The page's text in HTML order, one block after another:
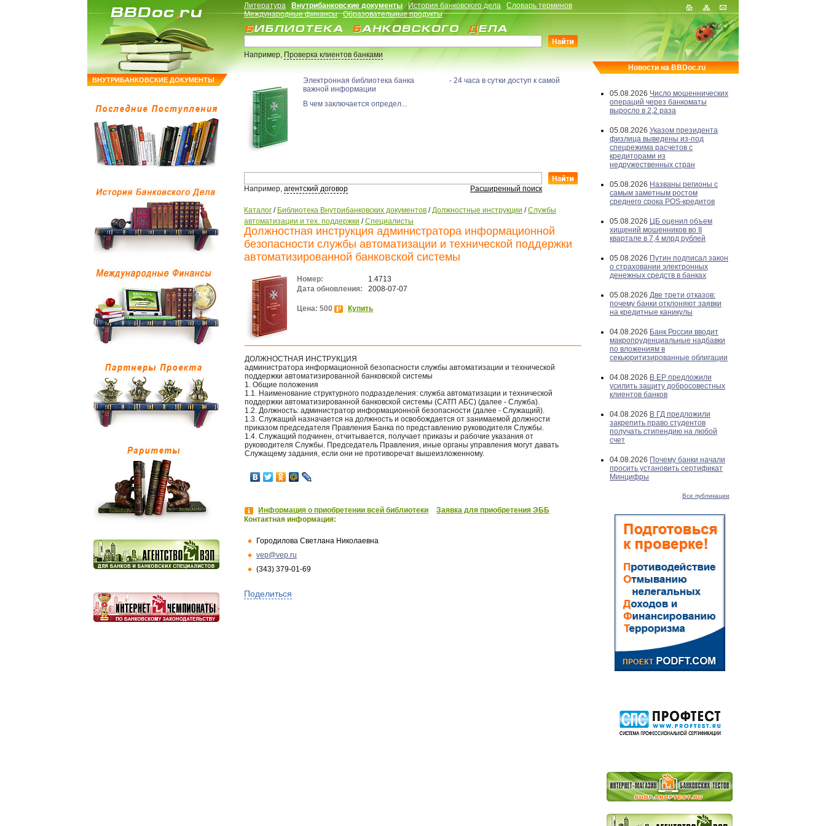
ВНУТРИБАНКОВСКИЕ ДОКУМЕНТЫ
Литература Внутрибанковские документы История банковского дела
Словарь терминов
Международные финансы
Образовательные продукты
Например,Проверка клиентов банками
Электронная библиотека банка - 24 часа в сутки доступ к самой
важной информации
В чем заключается определ...
Например, агентский договор Расширенный поиск
Каталог / Библиотека Внутрибанковских документов /Должностные инструкции /Службы
автоматизации и тех. поддержки /Специалисты
Должностная инструкция администратора информационной
безопасности службы автоматизации и технической поддержки
автоматизированной банковской системы
Номер:
1.4713
Дата обновления:
2008-07-07
Цена: 500 Купить
ДОЛЖНОСТНАЯ ИНСТРУКЦИЯ
администратора информационной безопасности службы автоматизации и технической
поддержки автоматизированной банковской системы
1. Общие положения
1.1. Наименование структурного подразделения: служба автоматизации и технической
поддержки автоматизированной банковской системы (САТП АБС) (далее - Служба).
1.2. Должность: администратор информационной безопасности (далее - Служащий).
1.3. Служащий назначается на должность и освобождается от занимаемой должности
приказом председателя Правления Банка по представлению руководителя Службы.
1.4. Служащий подчинен, отчитывается, получает приказы и рабочие указания от
руководителя Службы. Председатель Правления, иные органы управления могут давать
Служащему задания, если они не противоречат вышеизложенному.
Информация о приобретении всей библиотеки
Заявка для приобретения ЭББ
Контактная информация:
Городилова Светлана Николаевна
vep@vep.ru
(343) 379-01-69
Поделиться
Новости на BBDoc.ru
05.08.2026 Число мошеннических
операций через банкоматы
выросло в 2,2 раза
05.08.2026 Указом президента
физлица выведены из-под
спецрежима расчетов с
кредиторами из
недружественных стран
05.08.2026 Названы регионы с
самым заметным ростом
среднего срока POS-кредитов
05.08.2026 ЦБ оценил объем
хищений мошенников во II
квартале в 7,4 млрд рублей
05.08.2026 Путин подписал закон
о страховании электронных
денежных средств в банках
05.08.2026 Две трети отказов:
почему банки отклоняют заявки
на кредитные каникулы
04.08.2026 Банк России вводит
макропруденциальные надбавки
по вложениям в
секьюритизированные облигации
04.08.2026 В ЕР предложили
усилить защиту добросовестных
клиентов банков
04.08.2026 В ГД предложили
закрепить право студентов
получать стипендию на любой
счет
04.08.2026 Почему банки начали
просить установить сертификат
Минцифры
Все публикации